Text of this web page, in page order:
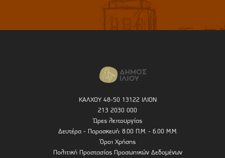
ΚΑΛΧΟΥ 48-50 13122 ΙΛΙΟΝ
213 2030 000
Ώρες λειτουργίας
Δευτέρα - Παρασκευή: 8.00 Π.Μ. - 6.00 Μ.Μ.
Όροι Χρήσης
Πολιτική Προστασίας Προσωπικών Δεδομένων